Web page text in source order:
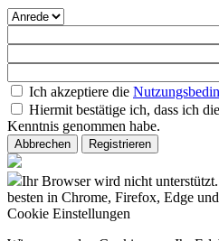
Ich akzeptiere die
Hiermit bestätige ich, dass ich die
Kenntnis genommen habe.
Abbrechen Registrieren
Ihr Browser wird nicht
besten in Chrome, Firefox, Edge
Cookie Einstellungen